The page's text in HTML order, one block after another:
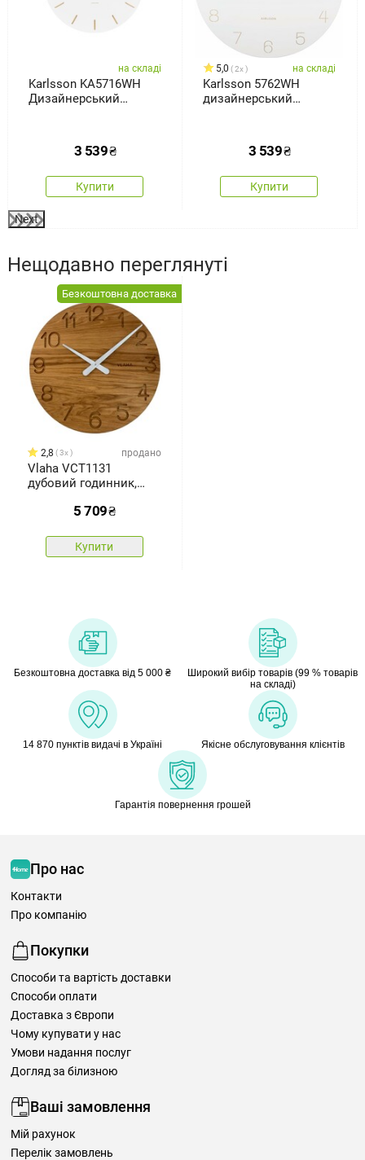
на складі
Karlsson KA5716WH
Дизайнерський
3 539₴
Купити
5,0 2x на складі
Karlsson 5762WH
дизайнерський
3 539₴
Купити
Next
Нещодавно переглянуті
Безкоштовна доставка
2,8 3x продано
Vlaha VCT1131
дубовий годинник,
5 709₴
Купити
Безкоштовна доставка від 5 000 ₴
Широкий вибір товарів (99 % товарів
на складі)
14 870 пунктів видачі в Україні Якісне обслуговування клієнтів
Гарантія повернення грошей
Про нас
Контакти
Про компанію
Покупки
Способи та вартість доставки
Способи оплати
Доставка з Європи
Чому купувати у нас
Умови надання послуг
Догляд за білизною
Ваші замовлення
Мій рахунок
Перелік замовлень